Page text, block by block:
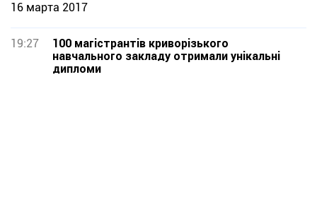
16 марта 2017
19:27
100 магістрантів криворізького
навчального закладу отримали унікальні
дипломи